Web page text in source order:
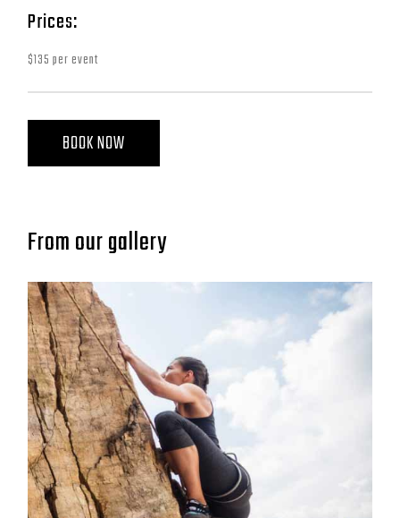
Prices:
$135 per event
BOOK NOW
From our gallery